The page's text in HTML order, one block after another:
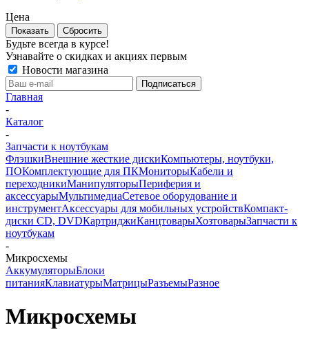
Цена
Сбросить
Будьте всегда в курсе!
Узнавайте о скидках и акциях первым
Новости магазина
Главная
-
Каталог
-
Запчасти к ноутбукам
ФлэшкиВнешние жесткие дискиКомпьютеры, ноутбуки,
ПОКомплектующие для ПКМониторыКабели и
переходникиМанипуляторыПериферия и
аксессуарыМультимедиаСетевое оборудование и
инструментАксессуары для мобильных устройствКомпакт-
диски CD, DVDКартриджиКанцтоварыХозтоварыЗапчасти к
ноутбукам
-
Микросхемы
АккумуляторыБлоки
питанияКлавиатурыМатрицыРазъемыРазное
Микросхемы